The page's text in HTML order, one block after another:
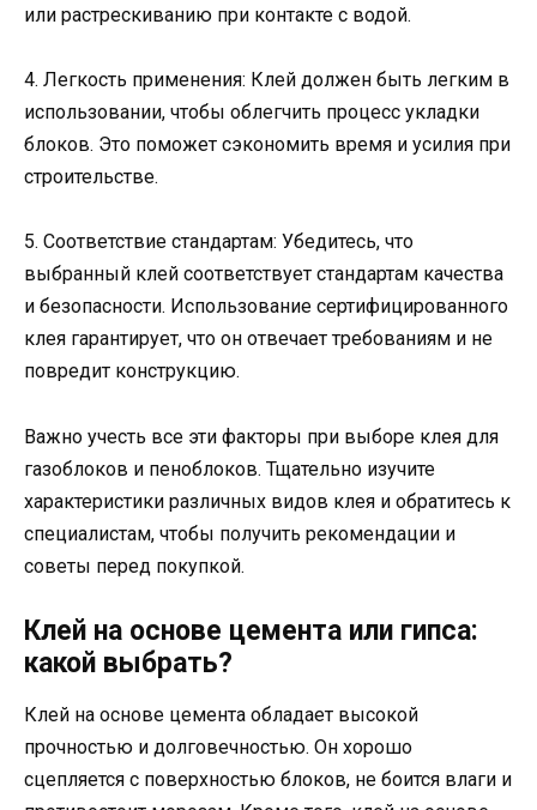
или растрескиванию при контакте с водой.
4. Легкость применения: Клей должен быть легким в
использовании, чтобы облегчить процесс укладки
блоков. Это поможет сэкономить время и усилия при
строительстве.
5. Соответствие стандартам: Убедитесь, что
выбранный клей соответствует стандартам качества
и безопасности. Использование сертифицированного
клея гарантирует, что он отвечает требованиям и не
повредит конструкцию.
Важно учесть все эти факторы при выборе клея для
газоблоков и пеноблоков. Тщательно изучите
характеристики различных видов клея и обратитесь к
специалистам, чтобы получить рекомендации и
советы перед покупкой.
Клей на основе цемента или гипса:
какой выбрать?
Клей на основе цемента обладает высокой
прочностью и долговечностью. Он хорошо
сцепляется с поверхностью блоков, не боится влаги и